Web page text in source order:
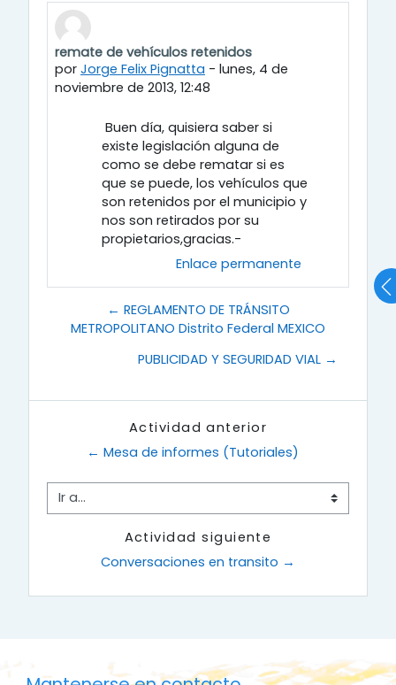
remate de vehículos retenidos
por Jorge Felix Pignatta - lunes, 4 de
noviembre de 2013, 12:48
Número de respuestas: 0
Buen día, quisiera saber si
existe legislación alguna de
como se debe rematar si es
que se puede, los vehículos que
son retenidos por el municipio y
nos son retirados por su
propietarios,gracias.-
Enlace permanente
← REGLAMENTO DE TRÁNSITO
METROPOLITANO Distrito Federal MEXICO
PUBLICIDAD Y SEGURIDAD VIAL →
Actividad anterior
← Mesa de informes (Tutoriales)
Ir a...
Actividad siguiente
Conversaciones en transito →